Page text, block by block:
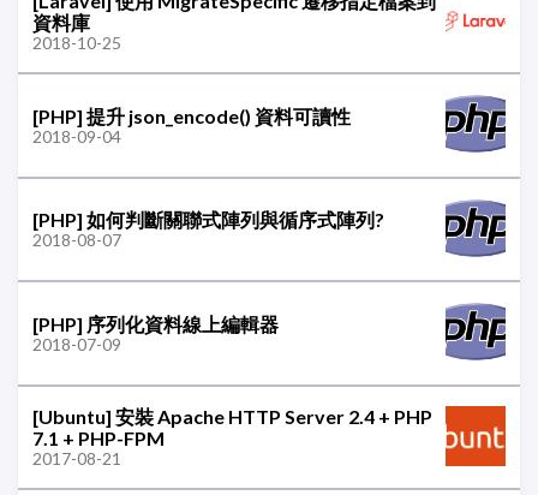
資料庫
2018-10-25
[PHP] 提升 json_encode() 資料可讀性
2018-09-04
[PHP] 如何判斷關聯式陣列與循序式陣列?
2018-08-07
[PHP] 序列化資料線上編輯器
2018-07-09
[Ubuntu] 安裝 Apache HTTP Server 2.4 + PHP
7.1 + PHP-FPM
2017-08-21